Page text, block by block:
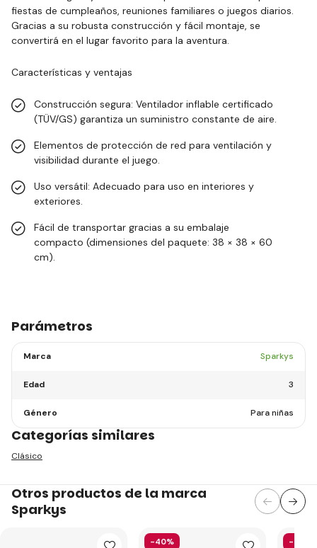
fiestas de cumpleaños, reuniones familiares o juegos diarios.
Gracias a su robusta construcción y fácil montaje, se
convertirá en el lugar favorito para la aventura.
Características y ventajas
Construcción segura: Ventilador inflable certificado
(TÜV/GS) garantiza un suministro constante de aire.
Elementos de protección de red para ventilación y
visibilidad durante el juego.
Uso versátil: Adecuado para uso en interiores y
exteriores.
Fácil de transportar gracias a su embalaje
compacto (dimensiones del paquete: 38 × 38 × 60
cm).
Parámetros
Marca Sparkys
Edad 3
Género Para niñas
Categorías similares
Clásico
Otros productos de la marca
Sparkys
-40% -49%